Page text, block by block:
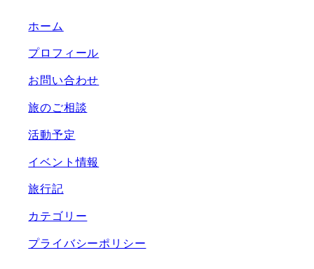
ホーム
プロフィール
お問い合わせ
旅のご相談
活動予定
イベント情報
旅行記
カテゴリー
プライバシーポリシー